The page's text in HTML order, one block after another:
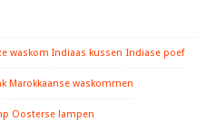
waskom Indiaas kussen Indiase poef
Marokkaanse waskommen
Oosterse lampen